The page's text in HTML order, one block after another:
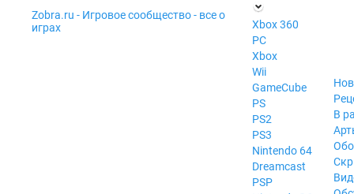
Zobra.ru - Игровое сообщество - все о
играх
П
ла
т
ф
ор
м
ы
Xbox 360
PC
Xbox
Wii
GameCube
PS
PS2
PS3
Nintendo 64
Dreamcast
PSP
В